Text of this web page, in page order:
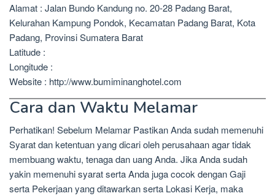
Alamat : Jalan Bundo Kandung no. 20-28 Padang Barat,
Kelurahan Kampung Pondok, Kecamatan Padang Barat, Kota
Padang, Provinsi Sumatera Barat
Latitude :
Longitude :
Website : http://www.bumiminanghotel.com
Cara dan Waktu Melamar
Perhatikan! Sebelum Melamar Pastikan Anda sudah memenuhi
Syarat dan ketentuan yang dicari oleh perusahaan agar tidak
membuang waktu, tenaga dan uang Anda. Jika Anda sudah
yakin memenuhi syarat serta Anda juga cocok dengan Gaji
serta Pekerjaan yang ditawarkan serta Lokasi Kerja, maka